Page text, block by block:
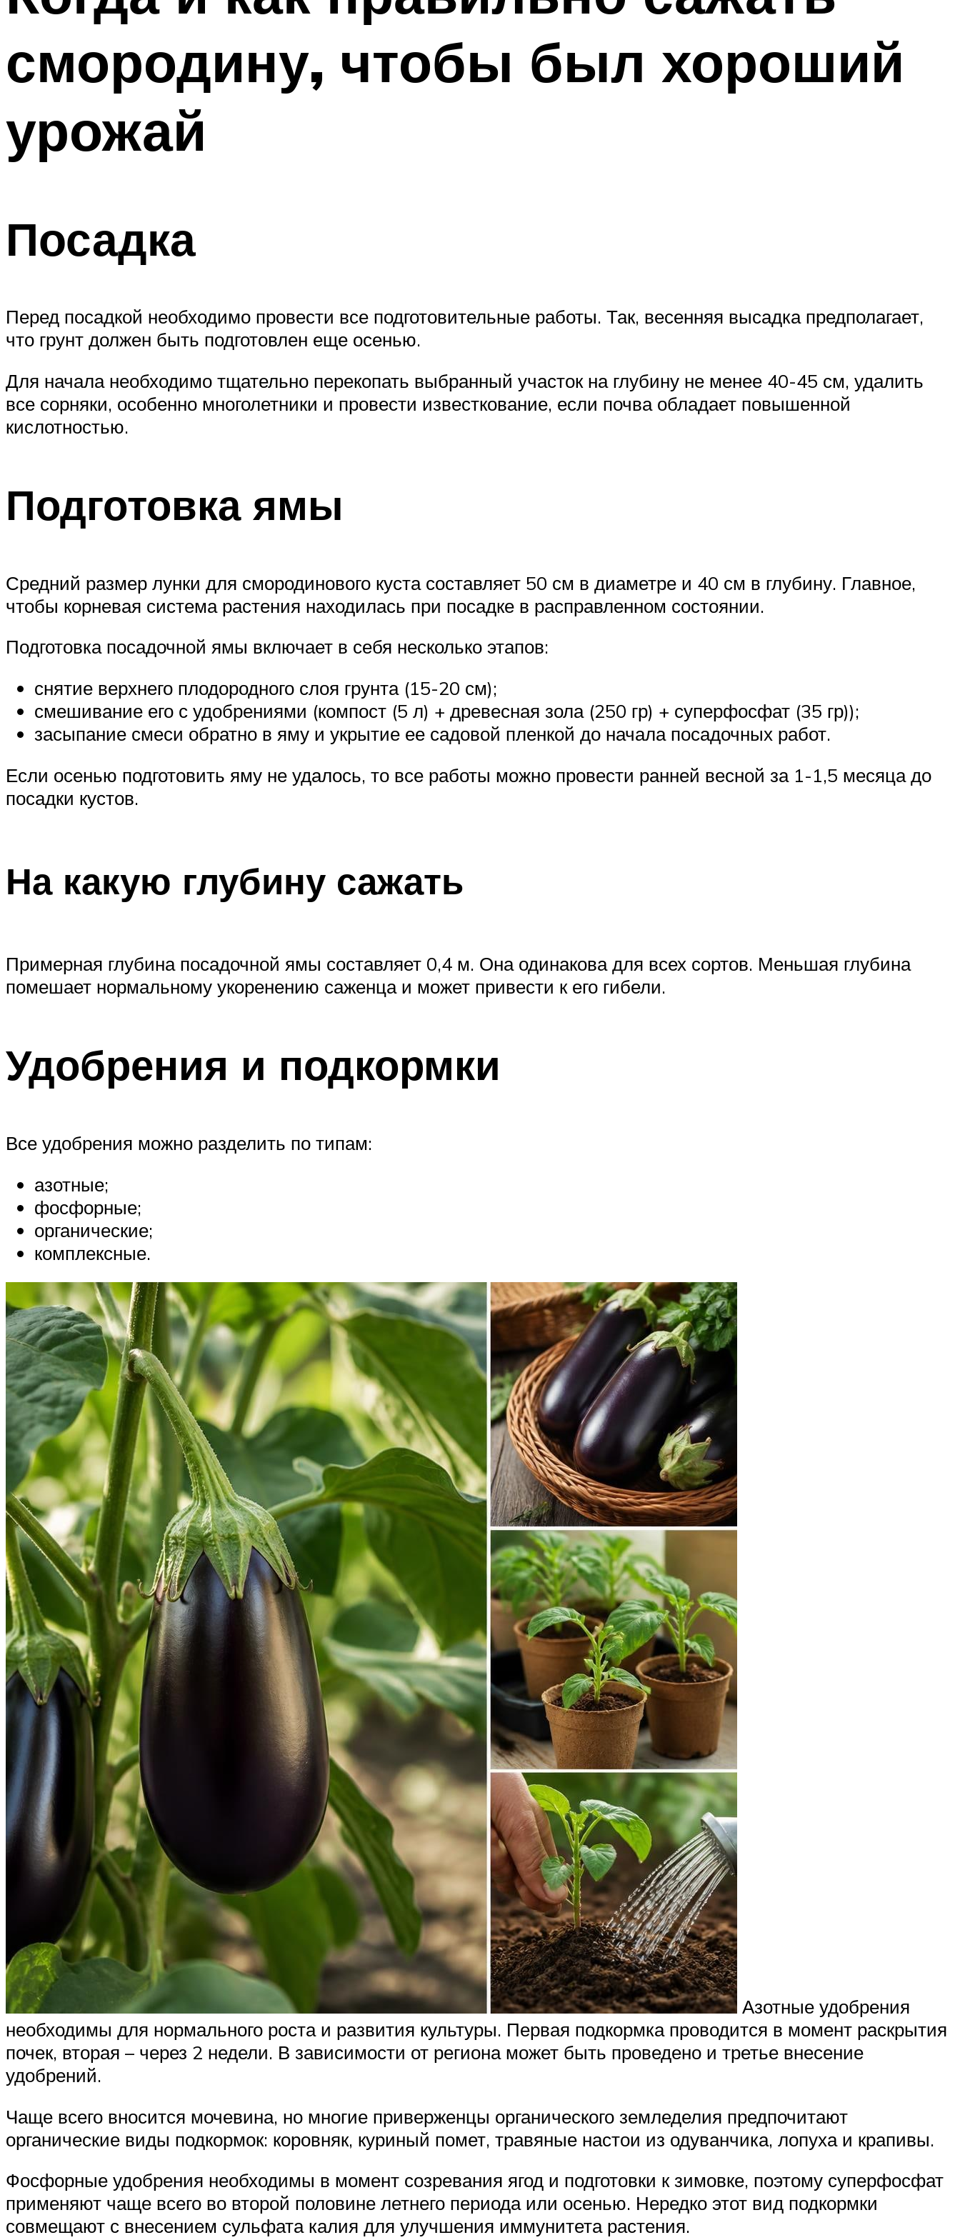
смородину, чтобы был хороший
урожай
Посадка
Перед посадкой необходимо провести все подготовительные работы. Так, весенняя высадка предполагает,
что грунт должен быть подготовлен еще осенью.
Для начала необходимо тщательно перекопать выбранный участок на глубину не менее 40-45 см, удалить
все сорняки, особенно многолетники и провести известкование, если почва обладает повышенной
кислотностью.
Подготовка ямы
Средний размер лунки для смородинового куста составляет 50 см в диаметре и 40 см в глубину. Главное,
чтобы корневая система растения находилась при посадке в расправленном состоянии.
Подготовка посадочной ямы включает в себя несколько этапов:
снятие верхнего плодородного слоя грунта (15-20 см);
смешивание его с удобрениями (компост (5 л) + древесная зола (250 гр) + суперфосфат (35 гр));
засыпание смеси обратно в яму и укрытие ее садовой пленкой до начала посадочных работ.
Если осенью подготовить яму не удалось, то все работы можно провести ранней весной за 1-1,5 месяца до
посадки кустов.
На какую глубину сажать
Примерная глубина посадочной ямы составляет 0,4 м. Она одинакова для всех сортов. Меньшая глубина
помешает нормальному укоренению саженца и может привести к его гибели.
Удобрения и подкормки
Все удобрения можно разделить по типам:
азотные;
фосфорные;
органические;
комплексные.
Азотные удобрения
необходимы для нормального роста и развития культуры. Первая подкормка проводится в момент раскрытия
почек, вторая – через 2 недели. В зависимости от региона может быть проведено и третье внесение
удобрений.
Чаще всего вносится мочевина, но многие приверженцы органического земледелия предпочитают
органические виды подкормок: коровняк, куриный помет, травяные настои из одуванчика, лопуха и крапивы.
Фосфорные удобрения необходимы в момент созревания ягод и подготовки к зимовке, поэтому суперфосфат
применяют чаще всего во второй половине летнего периода или осенью. Нередко этот вид подкормки
совмещают с внесением сульфата калия для улучшения иммунитета растения.